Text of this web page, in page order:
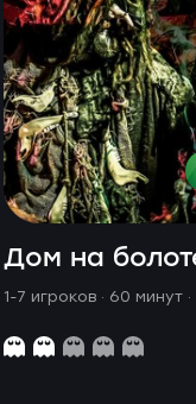
Дом на
1-7 игроков · 60 минут